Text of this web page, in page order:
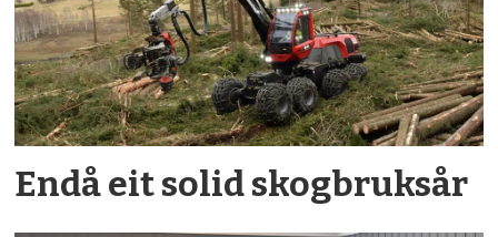
Endå eit solid skogbruksår